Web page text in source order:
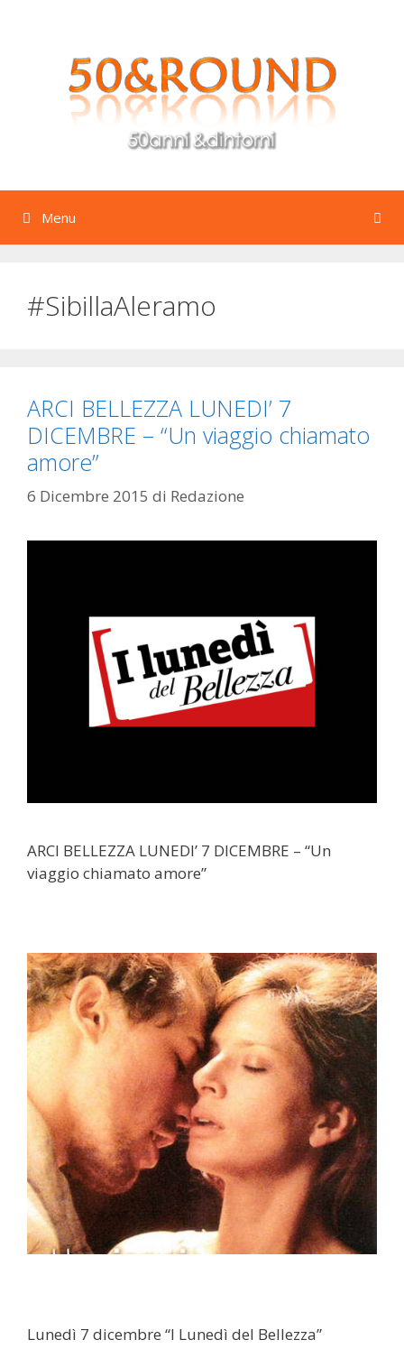
Menu
#SibillaAleramo
ARCI BELLEZZA LUNEDI’ 7
DICEMBRE – “Un viaggio chiamato
amore”
6 Dicembre 2015 di Redazione
ARCI BELLEZZA LUNEDI’ 7 DICEMBRE – “Un
viaggio chiamato amore”
Lunedì 7 dicembre “I Lunedì del Bellezza”